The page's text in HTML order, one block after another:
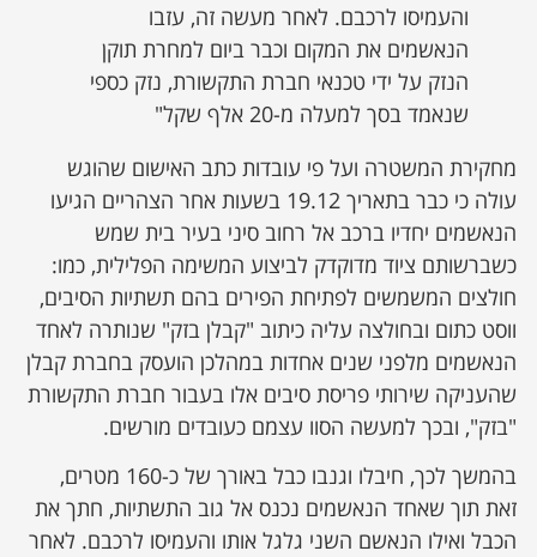
והעמיסו לרכבם. לאחר מעשה זה, עזבו
הנאשמים את המקום וכבר ביום למחרת תוקן
הנזק על ידי טכנאי חברת התקשורת, נזק כספי
שנאמד בסך למעלה מ-20 אלף שקל"
מחקירת המשטרה ועל פי עובדות כתב האישום שהוגש
עולה כי כבר בתאריך 19.12 בשעות אחר הצהריים הגיעו
הנאשמים יחדיו ברכב אל רחוב סיני בעיר בית שמש
כשברשותם ציוד מדוקדק לביצוע המשימה הפלילית, כמו:
חולצים המשמשים לפתיחת הפירים בהם תשתיות הסיבים,
ווסט כתום ובחולצה עליה כיתוב "קבלן בזק" שנותרה לאחד
הנאשמים מלפני שנים אחדות במהלכן הועסק בחברת קבלן
שהעניקה שירותי פריסת סיבים אלו בעבור חברת התקשורת
"בזק", ובכך למעשה הסוו עצמם כעובדים מורשים.
בהמשך לכך, חיבלו וגנבו כבל באורך של כ-160 מטרים,
זאת תוך שאחד הנאשמים נכנס אל גוב התשתיות, חתך את
הכבל ואילו הנאשם השני גלגל אותו והעמיסו לרכבם. לאחר